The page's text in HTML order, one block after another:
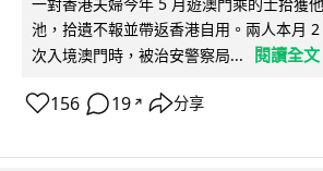
池，拾遺不報並帶返香港自用。兩人本月
次入境澳門時，被治安警察局...
閱讀全文
156 19 ↗ 分享